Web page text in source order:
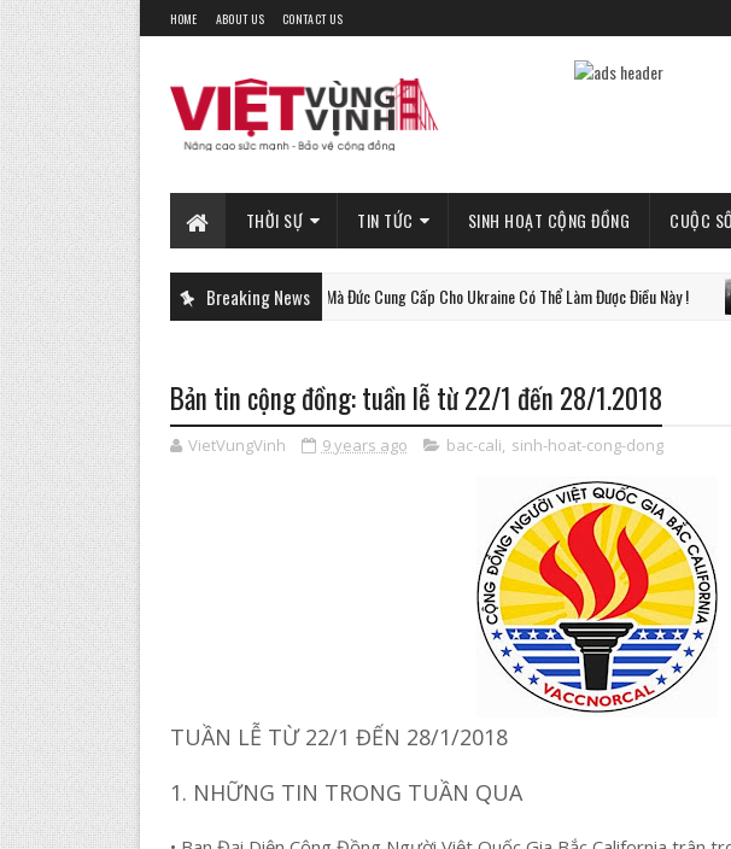
HOME ABOUT US CONTACT US
THỜI SỰ TIN TỨC SINH HOẠT CỘNG ĐỒNG CUỘC
Breaking News
PHAN-TICH Xe Tăng Gepard Mà Đức Cung Cấp Cho Ukraine Có Thể Làm Được Điều Này !
Bản tin cộng đồng: tuần lễ từ 22/1 đến 28/1.2018
VietVungVinh 9 years ago bac-cali, sinh-hoat-cong-dong
TUẦN LỄ TỪ 22/1 ĐẾN 28/1/2018
1. NHỮNG TIN TRONG TUẦN QUA